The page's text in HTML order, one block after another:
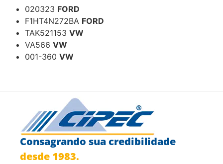
020323 FORD
F1HT4N272BA FORD
TAK521153 VW
VA566 VW
001-360 VW
Consagrando sua credibilidade
desde 1983.